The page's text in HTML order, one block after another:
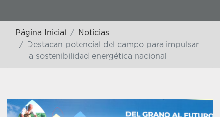
Página Inicial
Noticias
Destacan potencial del campo para impulsar
la sostenibilidad energética nacional